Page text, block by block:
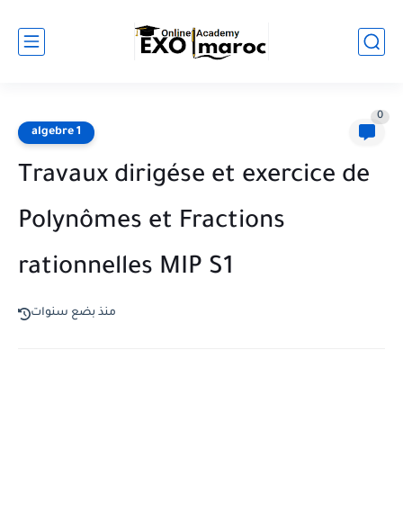
algebre 1
0
Travaux dirigése et exercice de
Polynômes et Fractions
rationnelles MIP S1
منذ بضع سنوات